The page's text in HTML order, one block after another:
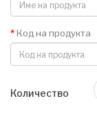
Код на продукта
Количество